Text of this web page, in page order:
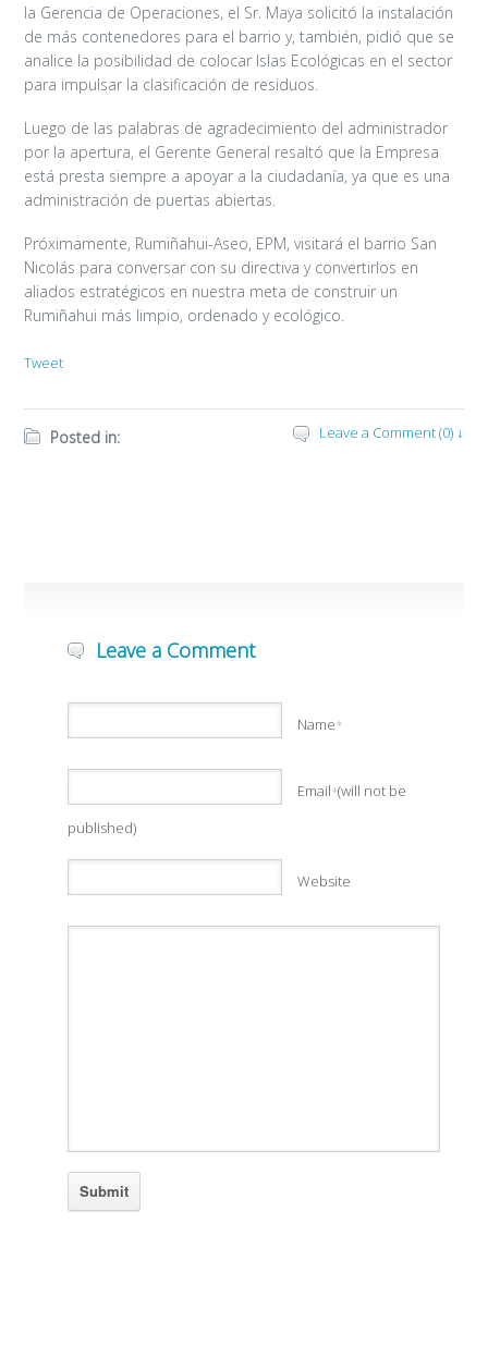
la Gerencia de Operaciones, el Sr. Maya solicitó la instalación
de más contenedores para el barrio y, también, pidió que se
analice la posibilidad de colocar Islas Ecológicas en el sector
para impulsar la clasificación de residuos.
Luego de las palabras de agradecimiento del administrador
por la apertura, el Gerente General resaltó que la Empresa
está presta siempre a apoyar a la ciudadanía, ya que es una
administración de puertas abiertas.
Próximamente, Rumiñahui-Aseo, EPM, visitará el barrio San
Nicolás para conversar con su directiva y convertirlos en
aliados estratégicos en nuestra meta de construir un
Rumiñahui más limpio, ordenado y ecológico.
Tweet
Posted in: Leave a Comment (0) ↓
Leave a Comment
Name*
Email*(will not be
published)
Website